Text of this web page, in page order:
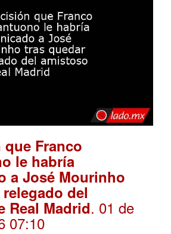
Franco
le habría
a José Mourinho
del
Real Madrid. 01 de
07:10